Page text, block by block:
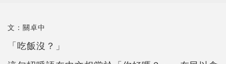
文：關卓中
「吃飯沒？」